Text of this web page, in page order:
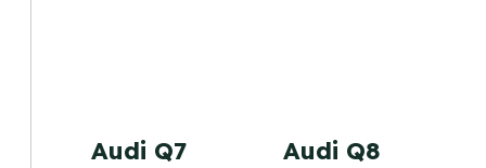
Audi Q7 Audi Q8